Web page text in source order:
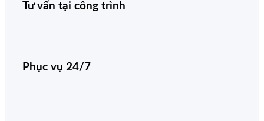
Tư vấn tại công trình
Phục vụ 24/7